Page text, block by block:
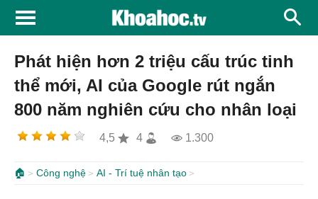
Phát hiện hơn 2 triệu cấu trúc tinh
thể mới, AI của Google rút ngắn
800 năm nghiên cứu cho nhân loại
4,5 4 1.300
🏠 Công nghệ AI - Trí tuệ nhân tạo